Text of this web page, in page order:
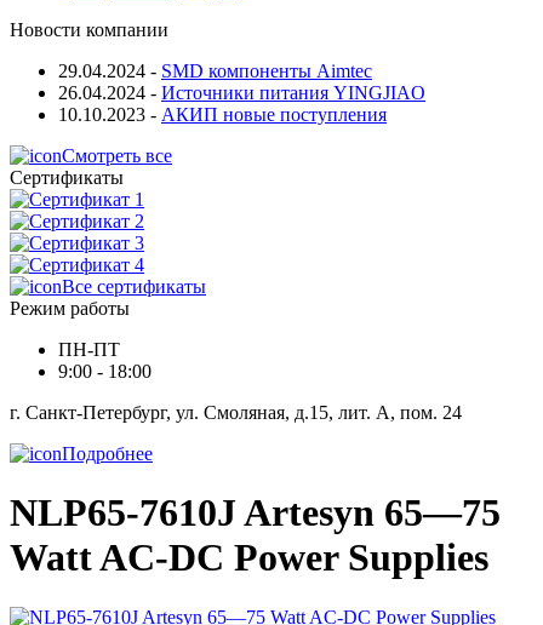
Новости компании
29.04.2024 - SMD компоненты Aimtec
26.04.2024 - Источники питания YINGJIAO
10.10.2023 - АКИП новые поступления
Смотреть все
Сертификаты
Все сертификаты
Режим работы
ПН-ПТ
9:00 - 18:00
г. Санкт-Петербург, ул. Смоляная, д.15, лит. А, пом. 24
Подробнее
NLP65-7610J Artesyn 65—75
Watt AC-DC Power Supplies